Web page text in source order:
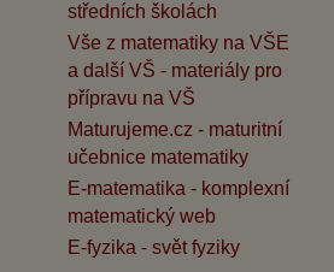
středních školách
Vše z matematiky na VŠE
a další VŠ - materiály pro
přípravu na VŠ
Maturujeme.cz - maturitní
učebnice matematiky
E-matematika - komplexní
matematický web
E-fyzika - svět fyziky